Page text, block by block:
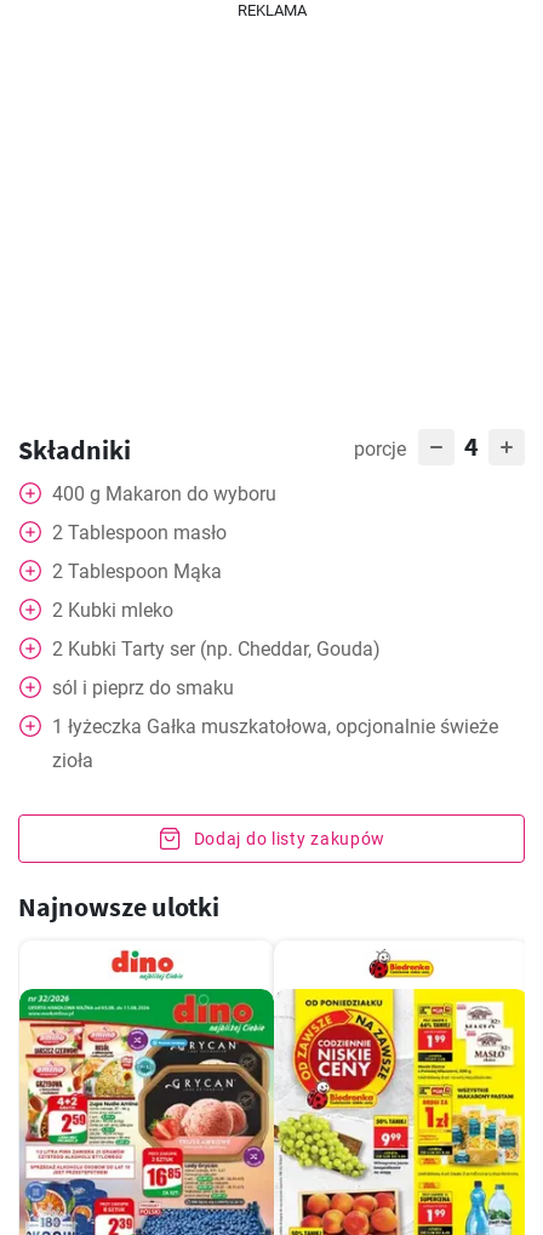
REKLAMA
Składniki porcje 4
400 g Makaron do wyboru
2 Tablespoon masło
2 Tablespoon Mąka
2 Kubki mleko
2 Kubki Tarty ser (np. Cheddar, Gouda)
sól i pieprz do smaku
1 łyżeczka Gałka muszkatołowa, opcjonalnie świeże
zioła
Dodaj do listy zakupów
Najnowsze ulotki